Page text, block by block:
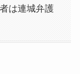
は連城弁護